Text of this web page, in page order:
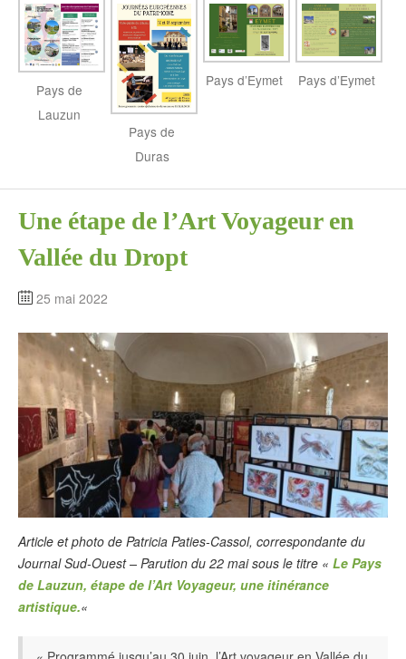
Pays de
Lauzun
Pays de
Duras
Pays d’Eymet Pays d’Eymet
Une étape de l’Art Voyageur en
Vallée du Dropt
25 mai 2022
Article et photo de Patricia Paties-Cassol, correspondante du
Journal Sud-Ouest – Parution du 22 mai sous le titre « Le Pays
de Lauzun, étape de l’Art Voyageur, une itinérance
artistique.«